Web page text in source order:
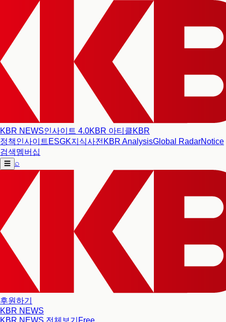
KBR NEWS인사이트 4.0KBR 아티클KBR
정책인사이트 ESGK지식사전 KBR AnalysisGlobal RadarNotice
검색멤버십
☰ ⌕
후원하기
KBR NEWS
KBR NEWS 전체보기 Free